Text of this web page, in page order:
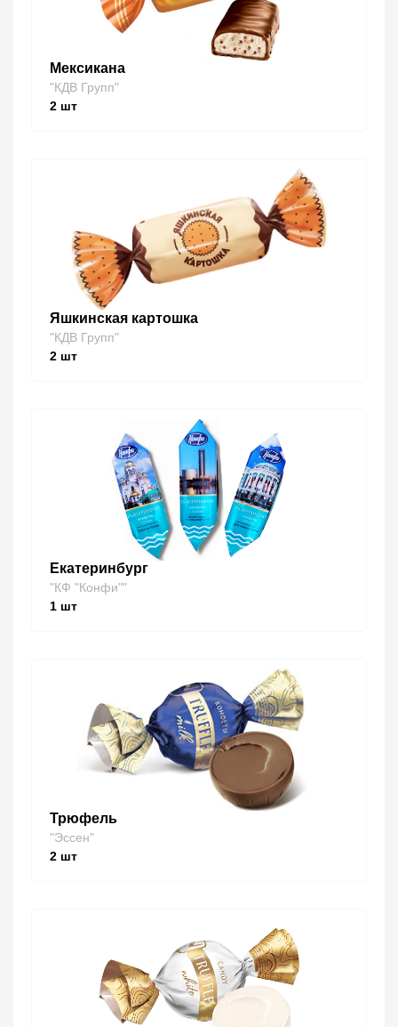
Мексикана
"КДВ Групп"
2 шт
Яшкинская картошка
"КДВ Групп"
2 шт
Екатеринбург
"КФ "Конфи""
1 шт
Трюфель
"Эссен"
2 шт